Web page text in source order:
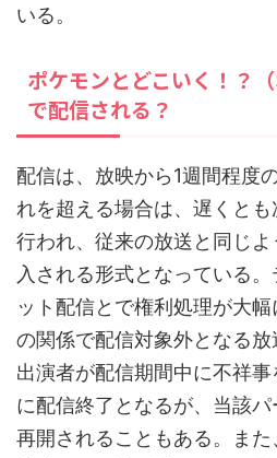
いる。
ポケモンとどこいく！？
で配信される？
配信は、放映から1週間程度
れを超える場合は、遅くとも
行われ、従来の放送と同じ
入される形式となっている
ット配信とで権利処理が大
の関係で配信対象外となる
出演者が配信期間中に不祥
に配信終了となるが、当該
再開されることもある。ま